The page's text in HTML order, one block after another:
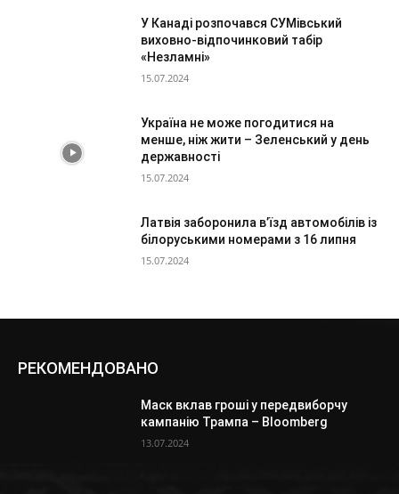
У Канаді розпочався СУМівський
виховно-відпочинковий табір
«Незламні»
15.07.2024
Україна не може погодитися на
менше, ніж жити – Зеленський у день
державності
15.07.2024
Латвія заборонила в’їзд автомобілів із
білоруськими номерами з 16 липня
15.07.2024
РЕКОМЕНДОВАНО
Маск вклав гроші у передвиборчу
кампанію Трампа – Bloomberg
13.07.2024